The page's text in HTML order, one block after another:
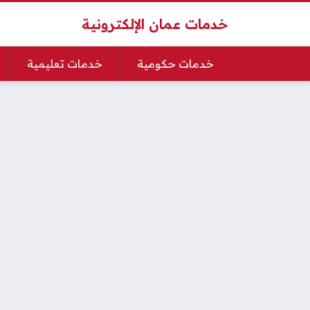
خدمات عمان الإلكترونية
خدمات حكومية خدمات تعليمية